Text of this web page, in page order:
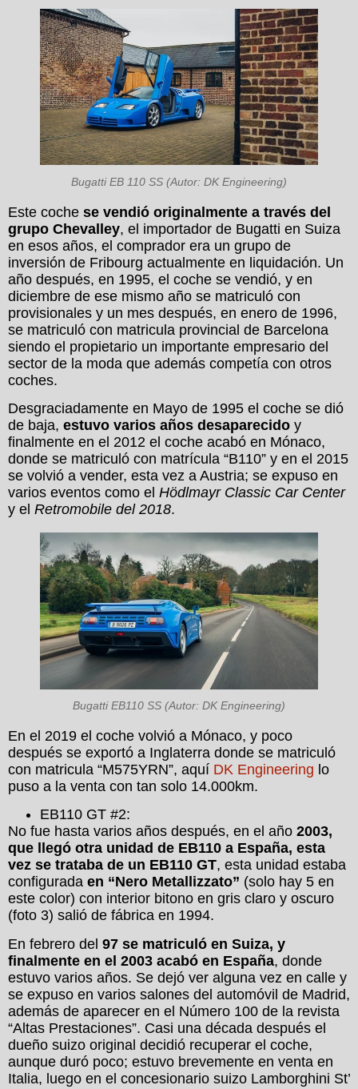
Bugatti EB 110 SS (Autor: DK Engineering)
Este coche se vendió originalmente a través del
grupo Chevalley, el importador de Bugatti en Suiza
en esos años, el comprador era un grupo de
inversión de Fribourg actualmente en liquidación. Un
año después, en 1995, el coche se vendió, y en
diciembre de ese mismo año se matriculó con
provisionales y un mes después, en enero de 1996,
se matriculó con matricula provincial de Barcelona
siendo el propietario un importante empresario del
sector de la moda que además competía con otros
coches.
Desgraciadamente en Mayo de 1995 el coche se dió
de baja, estuvo varios años desaparecido y
finalmente en el 2012 el coche acabó en Mónaco,
donde se matriculó con matrícula “B110” y en el 2015
se volvió a vender, esta vez a Austria; se expuso en
varios eventos como el Hödlmayr Classic Car Center
y el Retromobile del 2018.
Bugatti EB110 SS (Autor: DK Engineering)
En el 2019 el coche volvió a Mónaco, y poco
después se exportó a Inglaterra donde se matriculó
con matricula “M575YRN”, aquí DK Engineering lo
puso a la venta con tan solo 14.000km.
EB110 GT #2:
No fue hasta varios años después, en el año 2003,
que llegó otra unidad de EB110 a España, esta
vez se trataba de un EB110 GT, esta unidad estaba
configurada en “Nero Metallizzato” (solo hay 5 en
este color) con interior bitono en gris claro y oscuro
(foto 3) salió de fábrica en 1994.
En febrero del 97 se matriculó en Suiza, y
finalmente en el 2003 acabó en España, donde
estuvo varios años. Se dejó ver alguna vez en calle y
se expuso en varios salones del automóvil de Madrid,
además de aparecer en el Número 100 de la revista
“Altas Prestaciones”. Casi una década después el
dueño suizo original decidió recuperar el coche,
aunque duró poco; estuvo brevemente en venta en
Italia, luego en el concesionario suizo Lamborghini St’